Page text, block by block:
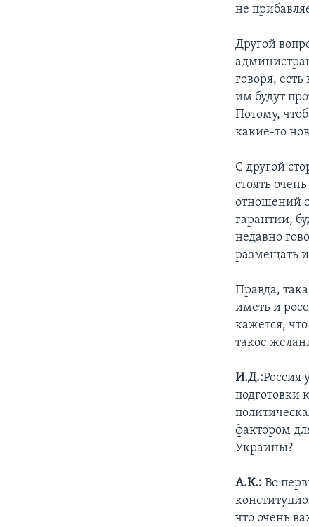
не
Другой
говоря,
им будут
Потому,
какие-то
С другой
стоять
отношений
гарантии,
недавно
размещать
Правда,
иметь и
кажется,
такое
И.Д.:Россия
подготовки
фактором
Украины?
А.К.:Во
что очень